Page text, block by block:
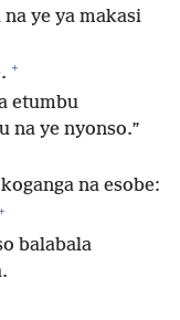
ye ya makasi
+
etumbu
na ye nyonso.”
na esobe:
balabala